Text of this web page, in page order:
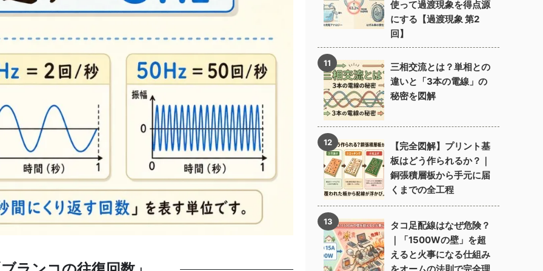
使って過渡現象を得点源
にする【過渡現象 第2
回】
三相交流とは？単相との
違いと「3本の電線」の
秘密を図解
【完全図解】プリント基
板はどう作られるか？｜
銅張積層板から手元に届
くまでの全工程
タコ足配線はなぜ危険？
｜「1500Wの壁」を超
えると火事になる仕組み